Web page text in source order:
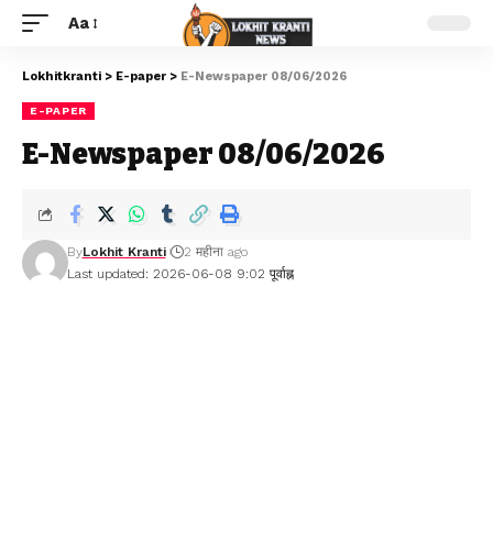
Aa
Lokhitkranti > E-paper > E-Newspaper 08/06/2026
E-PAPER
E-Newspaper 08/06/2026
Last updated: 2026-06-08 9:02 पूर्वाह्न
ByLokhit Kranti 2 महीना ago